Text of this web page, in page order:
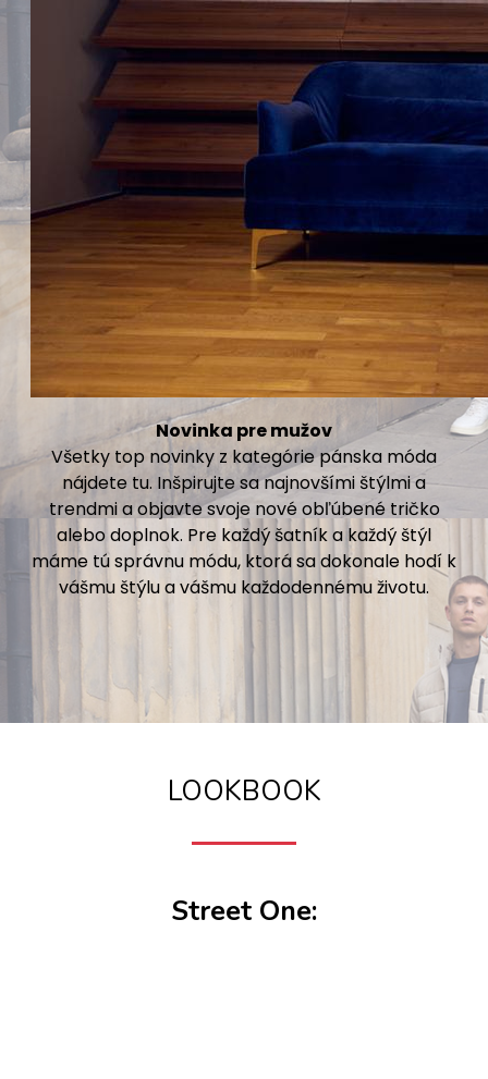
Novinka pre mužov
Všetky top novinky z kategórie pánska móda
nájdete tu. Inšpirujte sa najnovšími štýlmi a
trendmi a objavte svoje nové obľúbené tričko
alebo doplnok. Pre každý šatník a každý štýl
máme tú správnu módu, ktorá sa dokonale hodí k
vášmu štýlu a vášmu každodennému životu.
LOOKBOOK
Street One: